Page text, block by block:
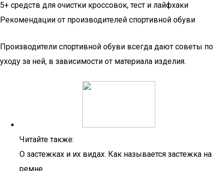
5+ средств для очистки кроссовок, тест и лайфхаки
Рекомендации от производителей спортивной обуви
Производители спортивной обуви всегда дают советы по
уходу за ней, в зависимости от материала изделия.
Читайте также:
О застежках и их видах. Как называется застежка на
ремне